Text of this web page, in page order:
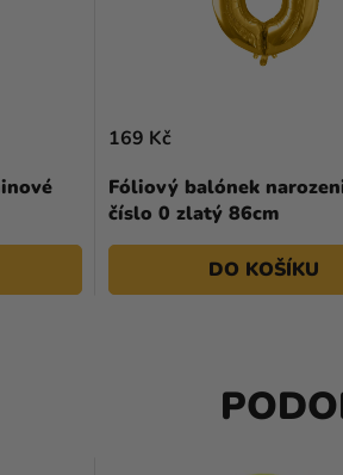
Fóliový balónek
číslo 0 zlatý 86cm
169 Kč
DO KOŠÍKU